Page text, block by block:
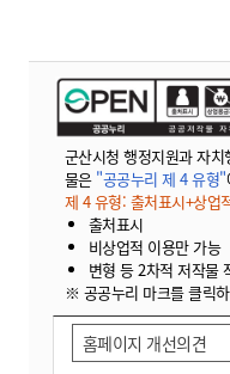
군산시청 행정지원과 자
물은 "공공누리 제 4 유형"
제 4 유형: 출처표시+상업
출처표시
비상업적 이용만 가능
변형 등 2차적 저작물
※ 공공누리 마크를 클릭
홈페이지 개선의견